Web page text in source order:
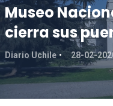
Museo
cierra sus
Diario Uchile 28-02-